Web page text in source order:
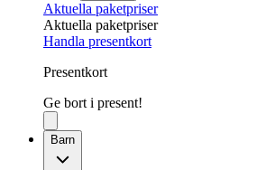
Aktuella paketpriser
Aktuella paketpriser
Handla presentkort
Presentkort
Ge bort i present!
Barn